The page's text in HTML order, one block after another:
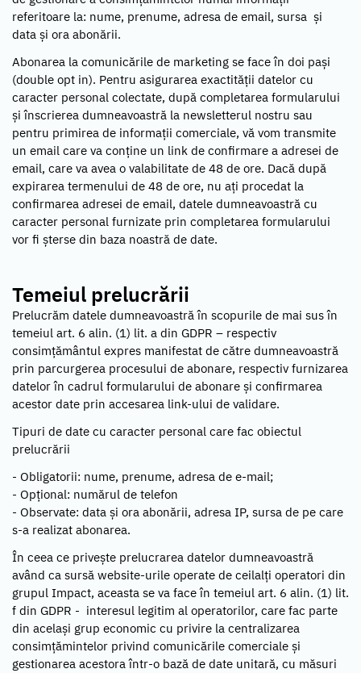
referitoare la: nume, prenume, adresa de email, sursa și
data și ora abonării.
Abonarea la comunicările de marketing se face în doi pași
(double opt in). Pentru asigurarea exactității datelor cu
caracter personal colectate, după completarea formularului
și înscrierea dumneavoastră la newsletterul nostru sau
pentru primirea de informații comerciale, vă vom transmite
un email care va conține un link de confirmare a adresei de
email, care va avea o valabilitate de 48 de ore. Dacă după
expirarea termenului de 48 de ore, nu ați procedat la
confirmarea adresei de email, datele dumneavoastră cu
caracter personal furnizate prin completarea formularului
vor fi șterse din baza noastră de date.
Temeiul prelucrării
Prelucrăm datele dumneavoastră în scopurile de mai sus în
temeiul art. 6 alin. (1) lit. a din GDPR – respectiv
consimțământul expres manifestat de către dumneavoastră
prin parcurgerea procesului de abonare, respectiv furnizarea
datelor în cadrul formularului de abonare și confirmarea
acestor date prin accesarea link-ului de validare.
Tipuri de date cu caracter personal care fac obiectul
prelucrării
- Obligatorii: nume, prenume, adresa de e-mail;
- Opțional: numărul de telefon
- Observate: data și ora abonării, adresa IP, sursa de pe care
s-a realizat abonarea.
În ceea ce privește prelucrarea datelor dumneavoastră
având ca sursă website-urile operate de ceilalți operatori din
grupul Impact, aceasta se va face în temeiul art. 6 alin. (1) lit.
f din GDPR - interesul legitim al operatorilor, care fac parte
din același grup economic cu privire la centralizarea
consimțămintelor privind comunicările comerciale și
gestionarea acestora într-o bază de date unitară, cu măsuri